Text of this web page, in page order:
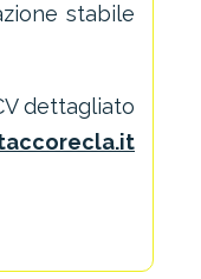
stabile
dettagliato